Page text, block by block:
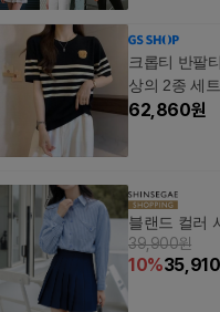
크롭티 반팔
상의 2종 세트
62,860원
블랜드 컬러
39,900원
10%35,910